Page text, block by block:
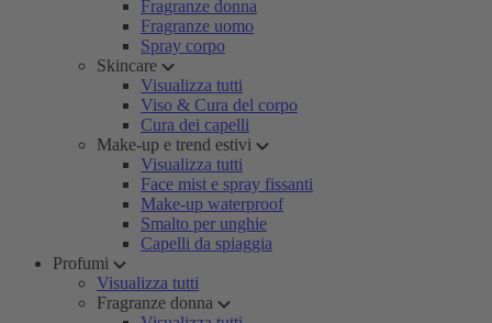
Fragranze donna
Fragranze uomo
Spray corpo
Skincare
Visualizza tutti
Viso & Cura del corpo
Cura dei capelli
Make-up e trend estivi
Visualizza tutti
Face mist e spray fissanti
Make-up waterproof
Smalto per unghie
Capelli da spiaggia
Profumi
Visualizza tutti
Fragranze donna